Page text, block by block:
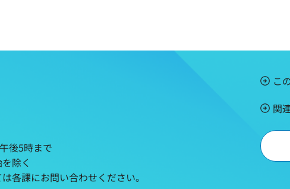
後5時まで
除く
各課にお問い合わせください。
こ
関